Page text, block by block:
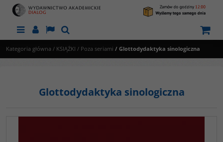
MenuPanelLangSzukaj
Kategoria główna / KSIĄŻKI / Poza seriami / Glottodydaktyka sinologiczna
Glottodydaktyka sinologiczna